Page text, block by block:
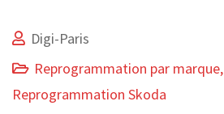
Digi-Paris
Reprogrammation par marque,
Reprogrammation Skoda